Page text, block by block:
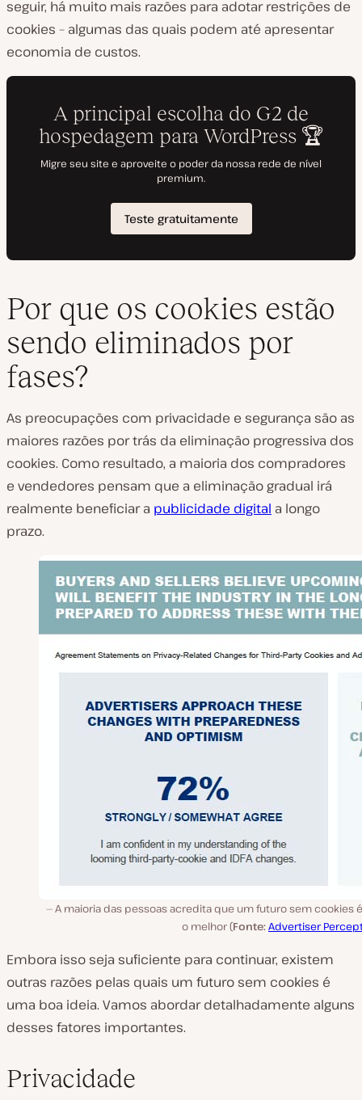
seguir, há muito mais razões para adotar restrições de
cookies – algumas das quais podem até apresentar
economia de custos.
Por que os cookies estão
sendo eliminados por
fases?
As preocupações com privacidade e segurança são as
maiores razões por trás da eliminação progressiva dos
cookies. Como resultado, a maioria dos compradores
e vendedores pensam que a eliminação gradual irá
realmente beneficiar a publicidade digital a longo
prazo.
A maioria das pessoas acredita que um futuro sem cookies
o melhor (Fonte: Advertiser
Embora isso seja suficiente para continuar, existem
outras razões pelas quais um futuro sem cookies é
uma boa ideia. Vamos abordar detalhadamente alguns
desses fatores importantes.
Privacidade